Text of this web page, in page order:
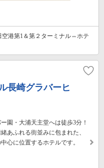
港第1＆第２ターミナル⇔ホテ
長崎グラバーヒ
園・大浦天主堂へは徒歩3分！
あふれる街並みに包まれた、
心に位置するホテルです。